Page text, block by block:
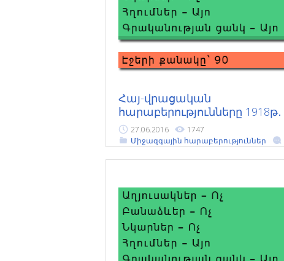
Հայ-վրացական
հարաբերությունները 1918թ․
27.06.2016
1747
Միջազգային հարաբերություններ